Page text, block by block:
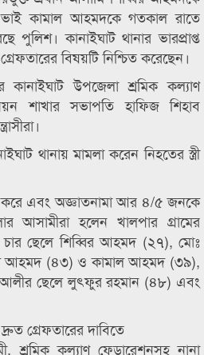
কামাল আহমদকে গতকাল রাতে
পুলিশ। কানাইঘাট থানার ভারপ্রাপ্ত
বিষয়টি নিশ্চিত করেছেন।
উপজেলা শ্রমিক কল্যাণ
শাখার সভাপতি হাফিজ শিহাব
থানায় মামলা করেন নিহতের স্ত্রী
করে এবং অজ্ঞাতনামা আর ৪/৫ জনকে
আসামীরা হলেন খালপার গ্রামের
ছেলে শিব্বির আহমদ (২৭), মোঃ
আহমদ (৪৩) ও কামাল আহমদ (৩৯),
ছেলে লুৎফুর রহমান (৪৮) এবং
গ্রেফতারের দাবিতে
শ্রমিক কল্যাণ ফেডারেশনসহ নানা